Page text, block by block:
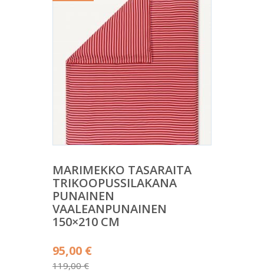
MARIMEKKO TASARAITA
TRIKOOPUSSILAKANA
PUNAINEN
VAALEANPUNAINEN
150×210 CM
119,00€
Alkuperäinen
hinta
95,00 €